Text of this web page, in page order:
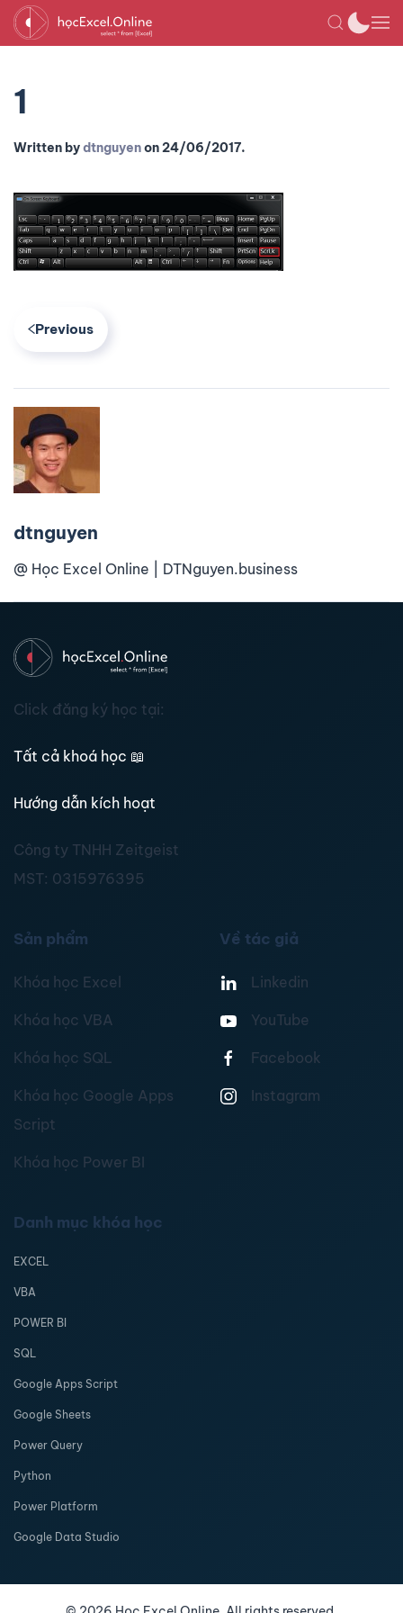
1
Written bydtnguyenon24/06/2017.
Previous
dtnguyen
@ Học Excel Online | DTNguyen.business
Click đăng ký học tại:
Tất cả khoá học 📖
Hướng dẫn kích hoạt
Công ty TNHH Zeitgeist
MST: 0315976395
Sản phẩm
Khóa học Excel
Khóa học VBA
Khóa học SQL
Khóa học Google Apps
Script
Khóa học Power BI
Về tác giả
Linkedin
YouTube
Facebook
Instagram
Danh mục khóa học
EXCEL
VBA
POWER BI
SQL
Google Apps Script
Google Sheets
Power Query
Python
Power Platform
Google Data Studio